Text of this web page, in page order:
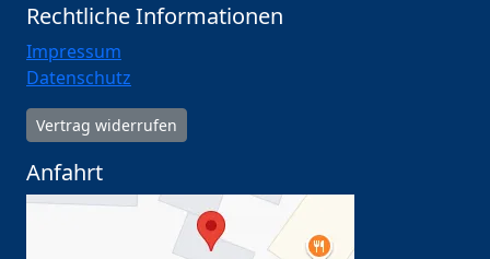
Rechtliche Informationen
Impressum
Datenschutz
Vertrag widerrufen
Anfahrt